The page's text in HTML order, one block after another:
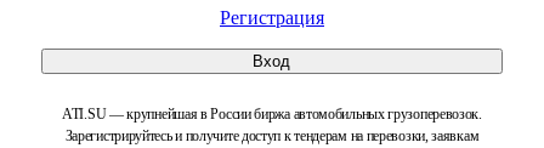
Регистрация
Вход
ATI.SU — крупнейшая в России биржа автомобильных грузоперевозок.
Зарегистрируйтесь и получите доступ к тендерам на перевозки, заявкам